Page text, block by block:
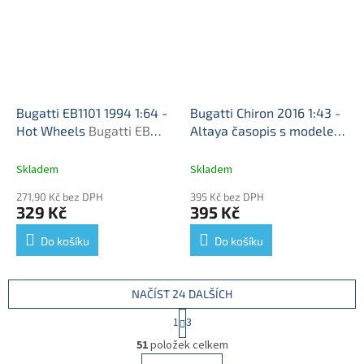
Bugatti EB1101 1994 1:64 -
Hot Wheels Bugatti EB
Skladem
271,90 Kč bez DPH
329 Kč
Do košíku
Bugatti Chiron 2016 1:43 -
Altaya časopis s modelem
model
Skladem
395 Kč bez DPH
395 Kč
Do košíku
O
v
NAČÍST 24 DALŠÍCH
S
t
r
á
1 3
51položek celkem